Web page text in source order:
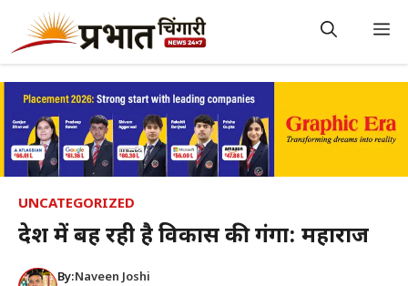
content
UNCATEGORIZED
प्रदेश में बह रही है विकास की गंगा: महाराज
By:Naveen Joshi